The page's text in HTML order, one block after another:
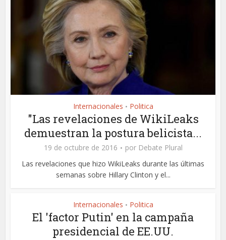
Internacionales • Politica
"Las revelaciones de WikiLeaks
demuestran la postura belicista...
19 de octubre de 2016 por Debate Plural
Las revelaciones que hizo WikiLeaks durante las últimas
semanas sobre Hillary Clinton y el...
Internacionales • Politica
El 'factor Putin' en la campaña
presidencial de EE.UU.